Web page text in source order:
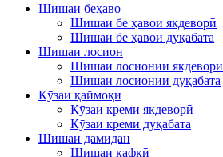
Шишаи беҳаво
Шишаи бе ҳавои якдеворӣ
Шишаи бе ҳавои дуқабата
Шишаи лосион
Шишаи лосионии якдеворӣ
Шишаи лосионии дуқабата
Кӯзаи қаймоқӣ
Кӯзаи креми якдеворӣ
Кӯзаи креми дуқабата
Шишаи дамидан
Шишаи кафкӣ